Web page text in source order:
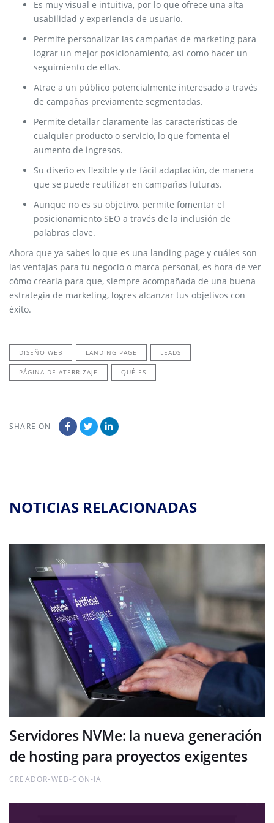
Es muy visual e intuitiva, por lo que ofrece una alta
usabilidad y experiencia de usuario.
Permite personalizar las campañas de marketing para
lograr un mejor posicionamiento, así como hacer un
seguimiento de ellas.
Atrae a un público potencialmente interesado a través
de campañas previamente segmentadas.
Permite detallar claramente las características de
cualquier producto o servicio, lo que fomenta el
aumento de ingresos.
Su diseño es flexible y de fácil adaptación, de manera
que se puede reutilizar en campañas futuras.
Aunque no es su objetivo, permite fomentar el
posicionamiento SEO a través de la inclusión de
palabras clave.
Ahora que ya sabes lo que es una landing page y cuáles son
las ventajas para tu negocio o marca personal, es hora de ver
cómo crearla para que, siempre acompañada de una buena
estrategia de marketing, logres alcanzar tus objetivos con
éxito.
DISEÑO WEB LANDING PAGE LEADS
PÁGINA DE ATERRIZAJE QUÉ ES
SHARE ON
NOTICIAS RELACIONADAS
Servidores NVMe: la nueva generación
de hosting para proyectos exigentes
CREADOR-WEB-CON-IA